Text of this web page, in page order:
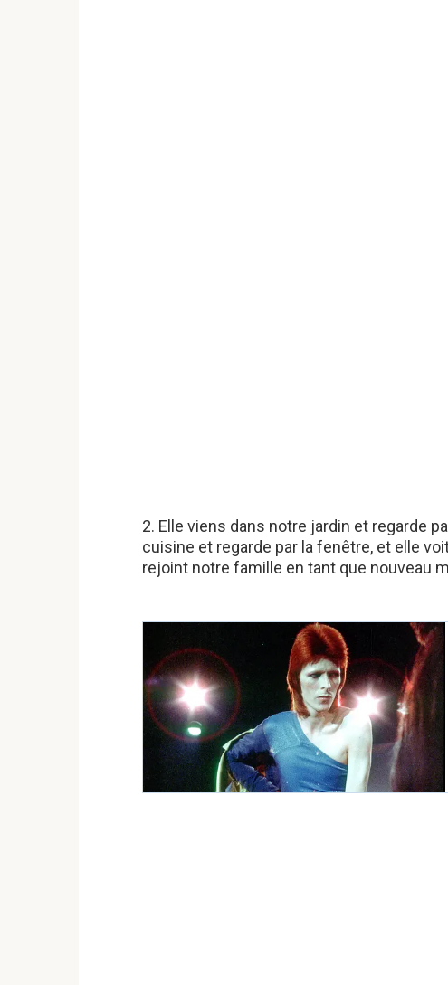
2. Elle viens dans notre jardin et regarde
cuisine et regarde par la fenêtre, et elle
rejoint notre famille en tant que nouveau